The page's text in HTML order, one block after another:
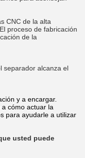
CNC de la alta
proceso de fabricación
de la
separador alcanza el
y a encargar.
cómo actuar la
para ayudarle a utilizar
usted puede